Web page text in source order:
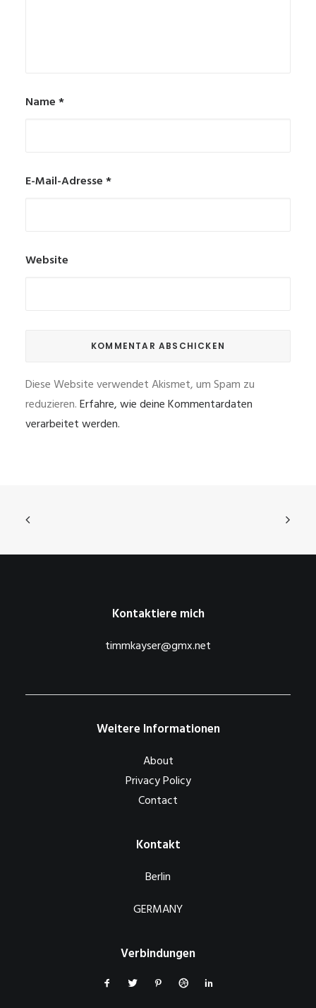
Name*
E-Mail-Adresse*
Website
Diese Website verwendet Akismet, um Spam zu
reduzieren.Erfahre, wie deine Kommentardaten
verarbeitet werden.
Kontaktiere mich
timmkayser@gmx.net
Weitere Informationen
About
Privacy Policy
Contact
Kontakt
Berlin
GERMANY
Verbindungen